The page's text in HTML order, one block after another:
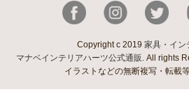
Copyright c 2019 家具・イ
マナベインテリアハーツ公式通販 . All rights
イラストなどの無断複写・転載